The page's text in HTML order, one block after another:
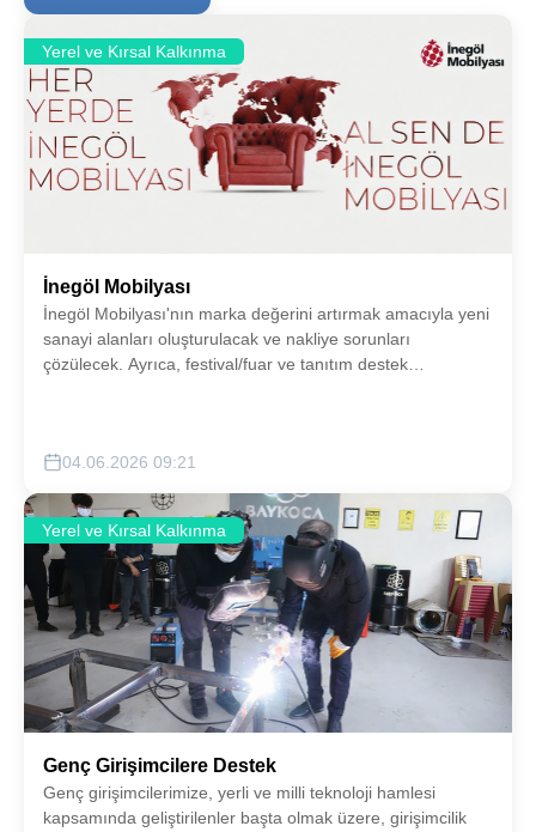
Yerel ve Kırsal Kalkınma
İnegöl Mobilyası
İnegöl Mobilyası'nın marka değerini artırmak amacıyla yeni
sanayi alanları oluşturulacak ve nakliye sorunları
çözülecek. Ayrıca, festival/fuar ve tanıtım destek
04.06.2026 09:21
Yerel ve Kırsal Kalkınma
Genç Girişimcilere Destek
Genç girişimcilerimize, yerli ve milli teknoloji hamlesi
kapsamında geliştirilenler başta olmak üzere, girişimcilik